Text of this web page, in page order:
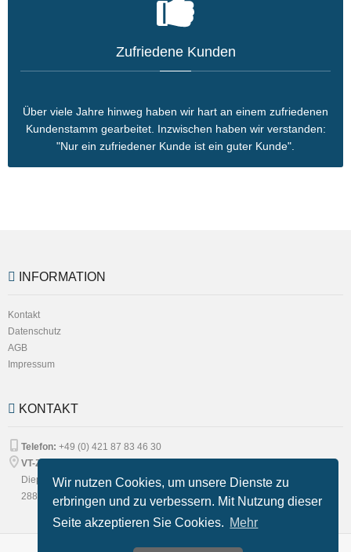
Wir nutzen Cookies, um unsere Dienste zu
erbringen und zu verbessern. Mit Nutzung dieser
Seite akzeptieren Sie Cookies. Mehr
Zufriedene Kunden
Über viele Jahre hinweg haben wir hart an einem zufriedenen
Kundenstamm gearbeitet. Inzwischen haben wir verstanden:
"Nur ein zufriedener Kunde ist ein guter Kunde".
INFORMATION
Kontakt
Datenschutz
AGB
Impressum
KONTAKT
Telefon: +49 (0) 421 87 83 46 30
VT-Zerspanung GmbH
Diepholzerstrasse 93
28816 Stuhr